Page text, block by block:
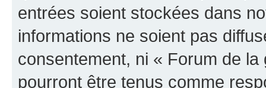
entrées soient stockées dans
informations ne soient pas
consentement, ni « Forum de
pourront être tenus comme